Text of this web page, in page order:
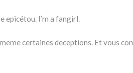
epicétou. I’m a fangirl.
certaines deceptions. Et vous